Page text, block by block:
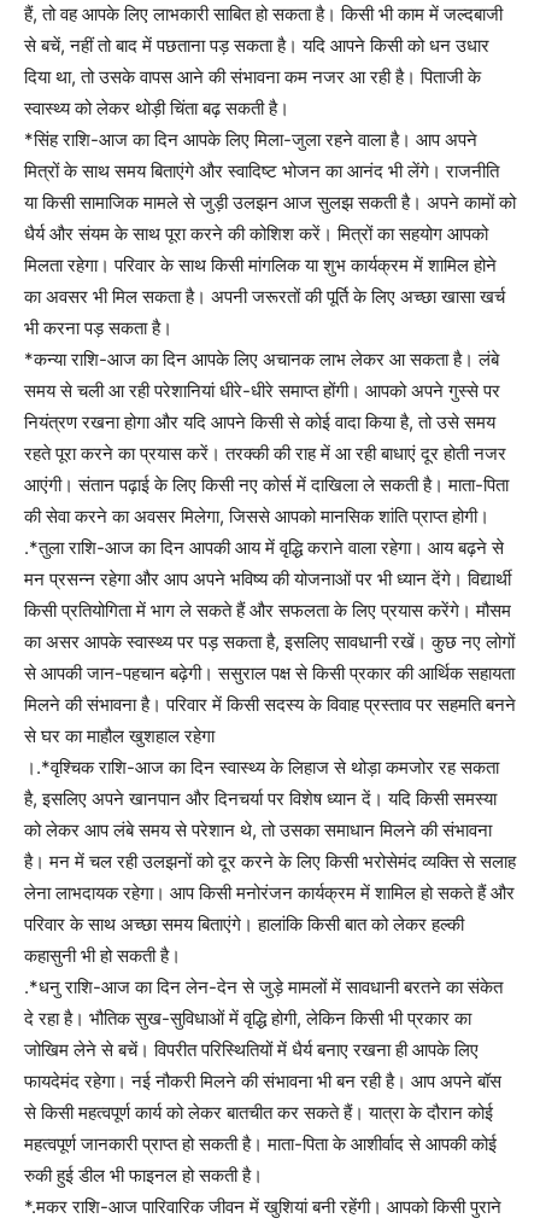
हैं, तो वह आपके लिए लाभकारी साबित हो सकता है। किसी भी काम में जल्दबाजी
से बचें, नहीं तो बाद में पछताना पड़ सकता है। यदि आपने किसी को धन उधार
दिया था, तो उसके वापस आने की संभावना कम नजर आ रही है। पिताजी के
स्वास्थ्य को लेकर थोड़ी चिंता बढ़ सकती है।
*सिंह राशि-आज का दिन आपके लिए मिला-जुला रहने वाला है। आप अपने
मित्रों के साथ समय बिताएंगे और स्वादिष्ट भोजन का आनंद भी लेंगे। राजनीति
या किसी सामाजिक मामले से जुड़ी उलझन आज सुलझ सकती है। अपने कामों को
धैर्य और संयम के साथ पूरा करने की कोशिश करें। मित्रों का सहयोग आपको
मिलता रहेगा। परिवार के साथ किसी मांगलिक या शुभ कार्यक्रम में शामिल होने
का अवसर भी मिल सकता है। अपनी जरूरतों की पूर्ति के लिए अच्छा खासा खर्च
भी करना पड़ सकता है।
*कन्या राशि-आज का दिन आपके लिए अचानक लाभ लेकर आ सकता है। लंबे
समय से चली आ रही परेशानियां धीरे-धीरे समाप्त होंगी। आपको अपने गुस्से पर
नियंत्रण रखना होगा और यदि आपने किसी से कोई वादा किया है, तो उसे समय
रहते पूरा करने का प्रयास करें। तरक्की की राह में आ रही बाधाएं दूर होती नजर
आएंगी। संतान पढ़ाई के लिए किसी नए कोर्स में दाखिला ले सकती है। माता-पिता
की सेवा करने का अवसर मिलेगा, जिससे आपको मानसिक शांति प्राप्त होगी।
.*तुला राशि-आज का दिन आपकी आय में वृद्धि कराने वाला रहेगा। आय बढ़ने से
मन प्रसन्न रहेगा और आप अपने भविष्य की योजनाओं पर भी ध्यान देंगे। विद्यार्थी
किसी प्रतियोगिता में भाग ले सकते हैं और सफलता के लिए प्रयास करेंगे। मौसम
का असर आपके स्वास्थ्य पर पड़ सकता है, इसलिए सावधानी रखें। कुछ नए लोगों
से आपकी जान-पहचान बढ़ेगी। ससुराल पक्ष से किसी प्रकार की आर्थिक सहायता
मिलने की संभावना है। परिवार में किसी सदस्य के विवाह प्रस्ताव पर सहमति बनने
से घर का माहौल खुशहाल रहेगा
।.*वृश्चिक राशि-आज का दिन स्वास्थ्य के लिहाज से थोड़ा कमजोर रह सकता
है, इसलिए अपने खानपान और दिनचर्या पर विशेष ध्यान दें। यदि किसी समस्या
को लेकर आप लंबे समय से परेशान थे, तो उसका समाधान मिलने की संभावना
है। मन में चल रही उलझनों को दूर करने के लिए किसी भरोसेमंद व्यक्ति से सलाह
लेना लाभदायक रहेगा। आप किसी मनोरंजन कार्यक्रम में शामिल हो सकते हैं और
परिवार के साथ अच्छा समय बिताएंगे। हालांकि किसी बात को लेकर हल्की
कहासुनी भी हो सकती है।
.*धनु राशि-आज का दिन लेन-देन से जुड़े मामलों में सावधानी बरतने का संकेत
दे रहा है। भौतिक सुख-सुविधाओं में वृद्धि होगी, लेकिन किसी भी प्रकार का
जोखिम लेने से बचें। विपरीत परिस्थितियों में धैर्य बनाए रखना ही आपके लिए
फायदेमंद रहेगा। नई नौकरी मिलने की संभावना भी बन रही है। आप अपने बॉस
से किसी महत्वपूर्ण कार्य को लेकर बातचीत कर सकते हैं। यात्रा के दौरान कोई
महत्वपूर्ण जानकारी प्राप्त हो सकती है। माता-पिता के आशीर्वाद से आपकी कोई
रुकी हुई डील भी फाइनल हो सकती है।
*.मकर राशि-आज पारिवारिक जीवन में खुशियां बनी रहेंगी। आपको किसी पुराने